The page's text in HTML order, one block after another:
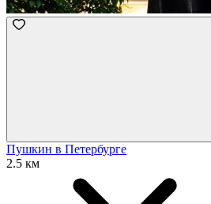
Пушкин в Петербурге
2.5 км